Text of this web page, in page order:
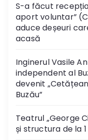
S-a făcut
aport voluntar”
aduce deșeuri
acasă
Inginerul Vasile
independent al
devenit
Buzău”
Teatrul „George
și structura de la